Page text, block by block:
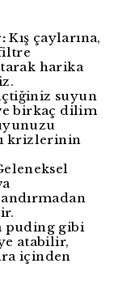
Kış çaylarına,
harika
suyun
birkaç dilim
krizlerinin
puding gibi
atabilir,
içinden